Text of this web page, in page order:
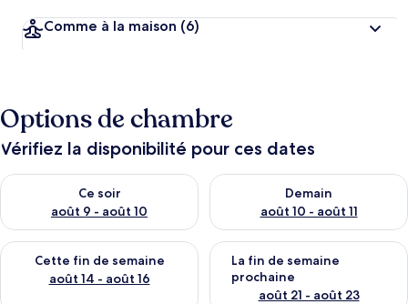
Comme à la maison (6)
Options de chambre
Vérifiez la disponibilité pour ces dates
Ce soir
août 9 - août 10
Vérifier la disponibilité pour ce soir août 9 - août 10
Demain
août 10 - août 11
Vérifier la disponibilité pour
Cette fin de semaine
août 14 - août 16
Vérifier la disponibilité pour cette fin de semaine août 14 -
La fin de semaine
prochaine
août 21 - août 23
Vérifier la disponibilité pour